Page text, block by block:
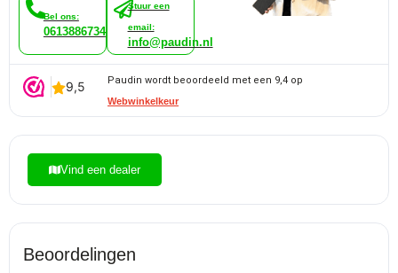
Bel ons:
0613886734
Stuur een
email:
info@paudin.nl
Paudin wordt beoordeeld met een 9,4 op
Webwinkelkeur
Vind een dealer
Beoordelingen